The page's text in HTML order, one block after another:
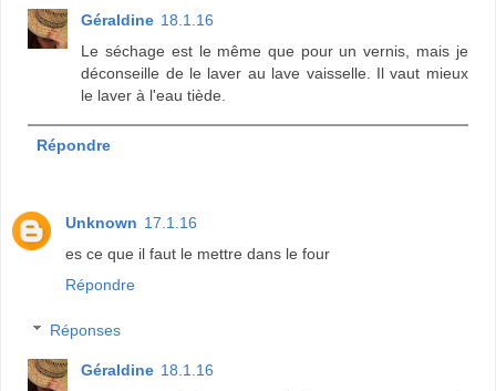
Géraldine 18.1.16
Le séchage est le même que pour un vernis, mais je
déconseille de le laver au lave vaisselle. Il vaut mieux
le laver à l'eau tiède.
Répondre
Unknown 17.1.16
es ce que il faut le mettre dans le four
Répondre
Réponses
Géraldine 18.1.16